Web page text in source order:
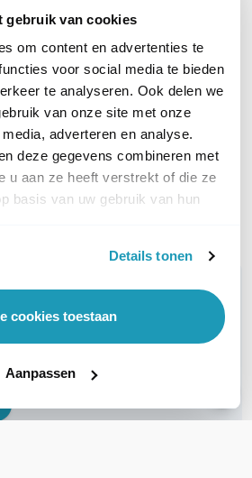
gebruik van cookies
om content en advertenties te
voor social media te bieden
te analyseren. Ook delen we
van onze site met onze
adverteren en analyse.
deze gegevens combineren met
u aan ze heeft verstrekt of die ze
basis van uw gebruik van hun
Details tonen
cookies toestaan
Aanpassen
PTZ
Ubiquiti G5 PTZ Corner
Mount
Voor Ubiquiti UniFi G5 PTZ
camera
20,36 excl. btw
24,64 incl. btw
Levertijd 1 tot 3 werkdagen
het onze experts!